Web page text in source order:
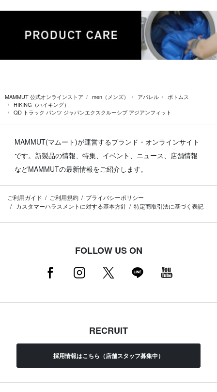
MAMMUT 公式オンラインストア men（メンズ） アパレル
ボトムス
HIKING（ハイキング）
QD トラック パンツ ジャパンエクスクルーシブ アジアンフィット
MAMMUT(マムート)が運営するブランド・オンラインサイト
です。 新製品の情報、特集、イベント、ニュース、店舗情報
などMAMMUTの最新情報をご紹介します。
ご利用ガイド ご利用規約
プライバシーポリシー
カスタマーハラスメントに対する基本方針
特定商取引法に基づく表記
FOLLOW US ON
RECRUIT
採用情報はこちら（店舗スタッフ募集中）